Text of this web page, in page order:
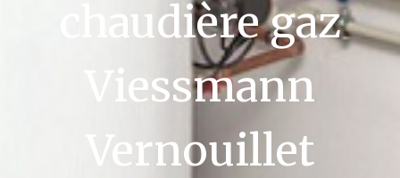
chaudière gaz
Viessmann
Vernouillet